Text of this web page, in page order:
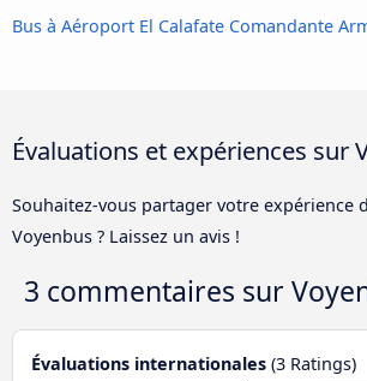
Bus à Aéroport El Calafate Comandante
Évaluations et expériences sur
Souhaitez-vous partager votre expérience
Voyenbus ? Laissez un avis !
3 commentaires sur
Évaluations internationales (3 Ratings)